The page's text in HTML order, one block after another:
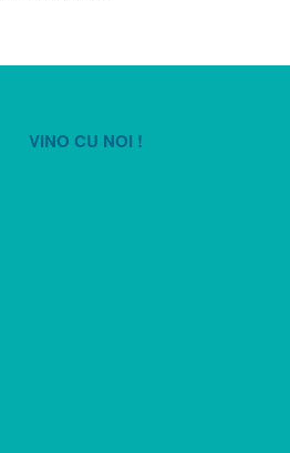
VINO CU NOI !